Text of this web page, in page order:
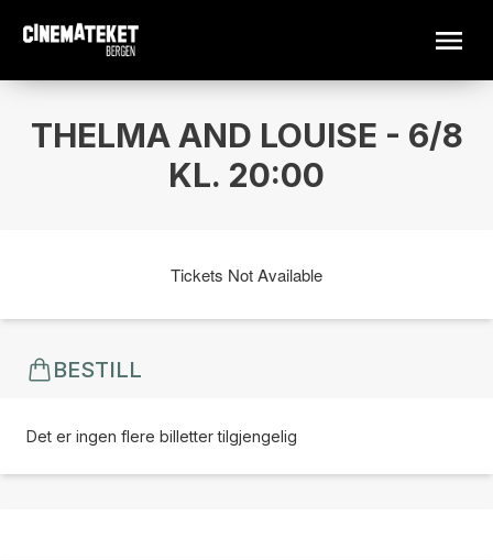
THELMA AND LOUISE - 6/8
KL. 20:00
Tickets Not Available
BESTILL
Det er ingen flere billetter tilgjengelig